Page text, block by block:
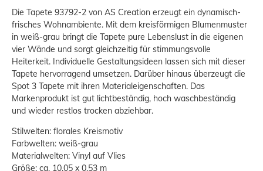
Die Tapete 93792-2 von AS Creation erzeugt ein dynamisch-
frisches Wohnambiente. Mit dem kreisförmigen Blumenmuster
in weiß-grau bringt die Tapete pure Lebenslust in die eigenen
vier Wände und sorgt gleichzeitig für stimmungsvolle
Heiterkeit. Individuelle Gestaltungsideen lassen sich mit dieser
Tapete hervorragend umsetzen. Darüber hinaus überzeugt die
Spot 3 Tapete mit ihren Materialeigenschaften. Das
Markenprodukt ist gut lichtbeständig, hoch waschbeständig
und wieder restlos trocken abziehbar.
Stilwelten: florales Kreismotiv
Farbwelten: weiß-grau
Materialwelten: Vinyl auf Vlies
Größe: ca. 10,05 x 0,53 m